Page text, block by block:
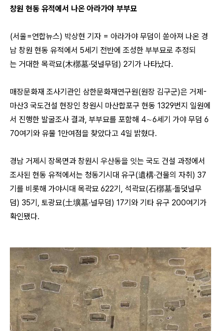
창원 현동 유적에서 나온 아라가야 부부묘
(서울=연합뉴스) 박상현 기자 = 아라가야 무덤이 쏟아져 나온 경
남 창원 현동 유적에서 5세기 전반에 조성한 부부묘로 추정되
는 거대한 목곽묘(木槨墓·덧널무덤) 2기가 나타났다.
매장문화재 조사기관인 삼한문화재연구원(원장 김구군)은 거제-
마산3 국도건설 현장인 창원시 마산합포구 현동 1329번지 일원에
서 진행한 발굴조사 결과, 부부묘를 포함해 4∼6세기 가야 무덤 6
70여기와 유물 1만여점을 찾았다고 4일 밝혔다.
경남 거제시 장목면과 창원시 우산동을 잇는 국도 건설 과정에서
조사된 현동 유적에서는 청동기시대 유구(遺構·건물의 자취) 37
기를 비롯해 가야시대 목곽묘 622기, 석곽묘(石槨墓·돌덧널무
덤) 35기, 토광묘(土壙墓·널무덤) 17기와 기타 유구 200여기가
확인됐다.